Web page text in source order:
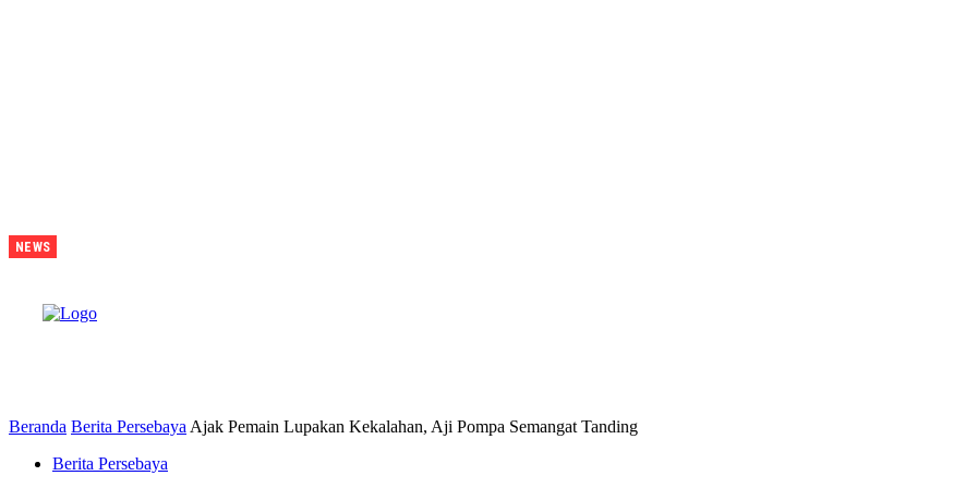
NEWS
Sebut
Laga
Beranda Berita Persebaya Ajak Pemain Lupakan Kekalahan, Aji Pompa Semangat Tanding
Berita Persebaya